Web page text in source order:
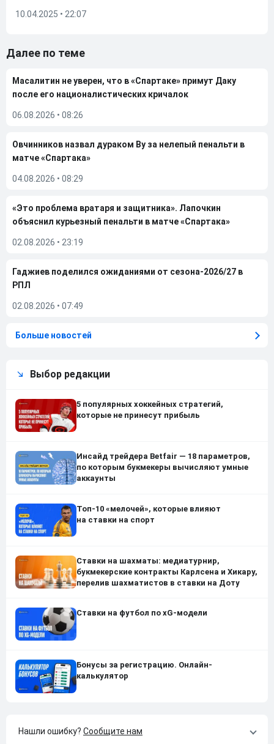
10.04.2025 • 22:07
Далее по теме
Масалитин не уверен, что в «Спартаке» примут Даку
после его националистических кричалок
06.08.2026 • 08:26
Овчинников назвал дураком Ву за нелепый пенальти в
матче «Спартака»
04.08.2026 • 08:29
«Это проблема вратаря и защитника». Лапочкин
объяснил курьезный пенальти в матче «Спартака»
02.08.2026 • 23:19
Гаджиев поделился ожиданиями от сезона-2026/27 в
РПЛ
02.08.2026 • 07:49
Больше новостей
Выбор редакции
5 популярных хоккейных стратегий,
которые не принесут прибыль
Инсайд трейдера Betfair — 18 параметров,
по которым букмекеры вычисляют умные
аккаунты
Топ-10 «мелочей», которые влияют
на ставки на спорт
Ставки на шахматы: медиатурнир,
букмекерские контракты Карлсена и Хикару,
перелив шахматистов в ставки на Доту
Ставки на футбол по xG-модели
Бонусы за регистрацию. Онлайн-
калькулятор
Нашли ошибку? Сообщите нам